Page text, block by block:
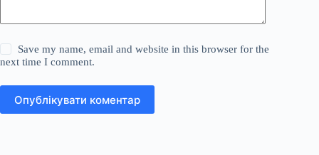
Save my name, email and website in this browser for the
next time I comment.
Опублікувати коментар